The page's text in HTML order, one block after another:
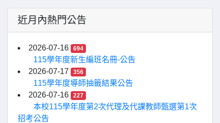
近月內熱門公告
2026-07-16 694
115學年度新生編班名冊-公告
2026-07-17
356
115學年度導師抽籤結果公告
2026-07-16
227
本校115學年度第2次代理及代課教師甄選第1次
招考公告